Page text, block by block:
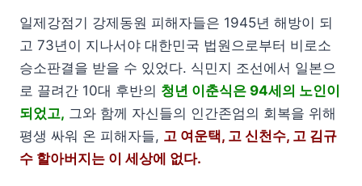
일제강점기 강제동원 피해자들은 1945년 해방이 되
고 73년이 지나서야 대한민국 법원으로부터 비로소
승소판결을 받을 수 있었다. 식민지 조선에서 일본으
로 끌려간 10대 후반의 청년 이춘식은 94세의 노인이
되었고, 그와 함께 자신들의 인간존엄의 회복을 위해
평생 싸워 온 피해자들, 고 여운택, 고 신천수, 고 김규
수 할아버지는 이 세상에 없다.